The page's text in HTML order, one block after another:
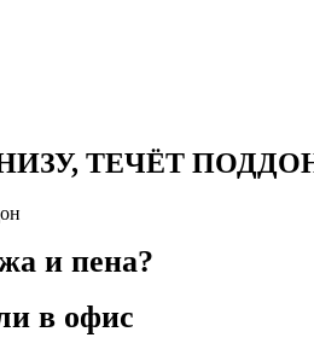
ТЕЧЁТ
и пена?
в офис